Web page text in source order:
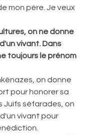
mon père. Je veux
on ne donne
vivant. Dans
toujours le prénom
on donne
pour honorer sa
Juifs séfarades, on
vivant pour